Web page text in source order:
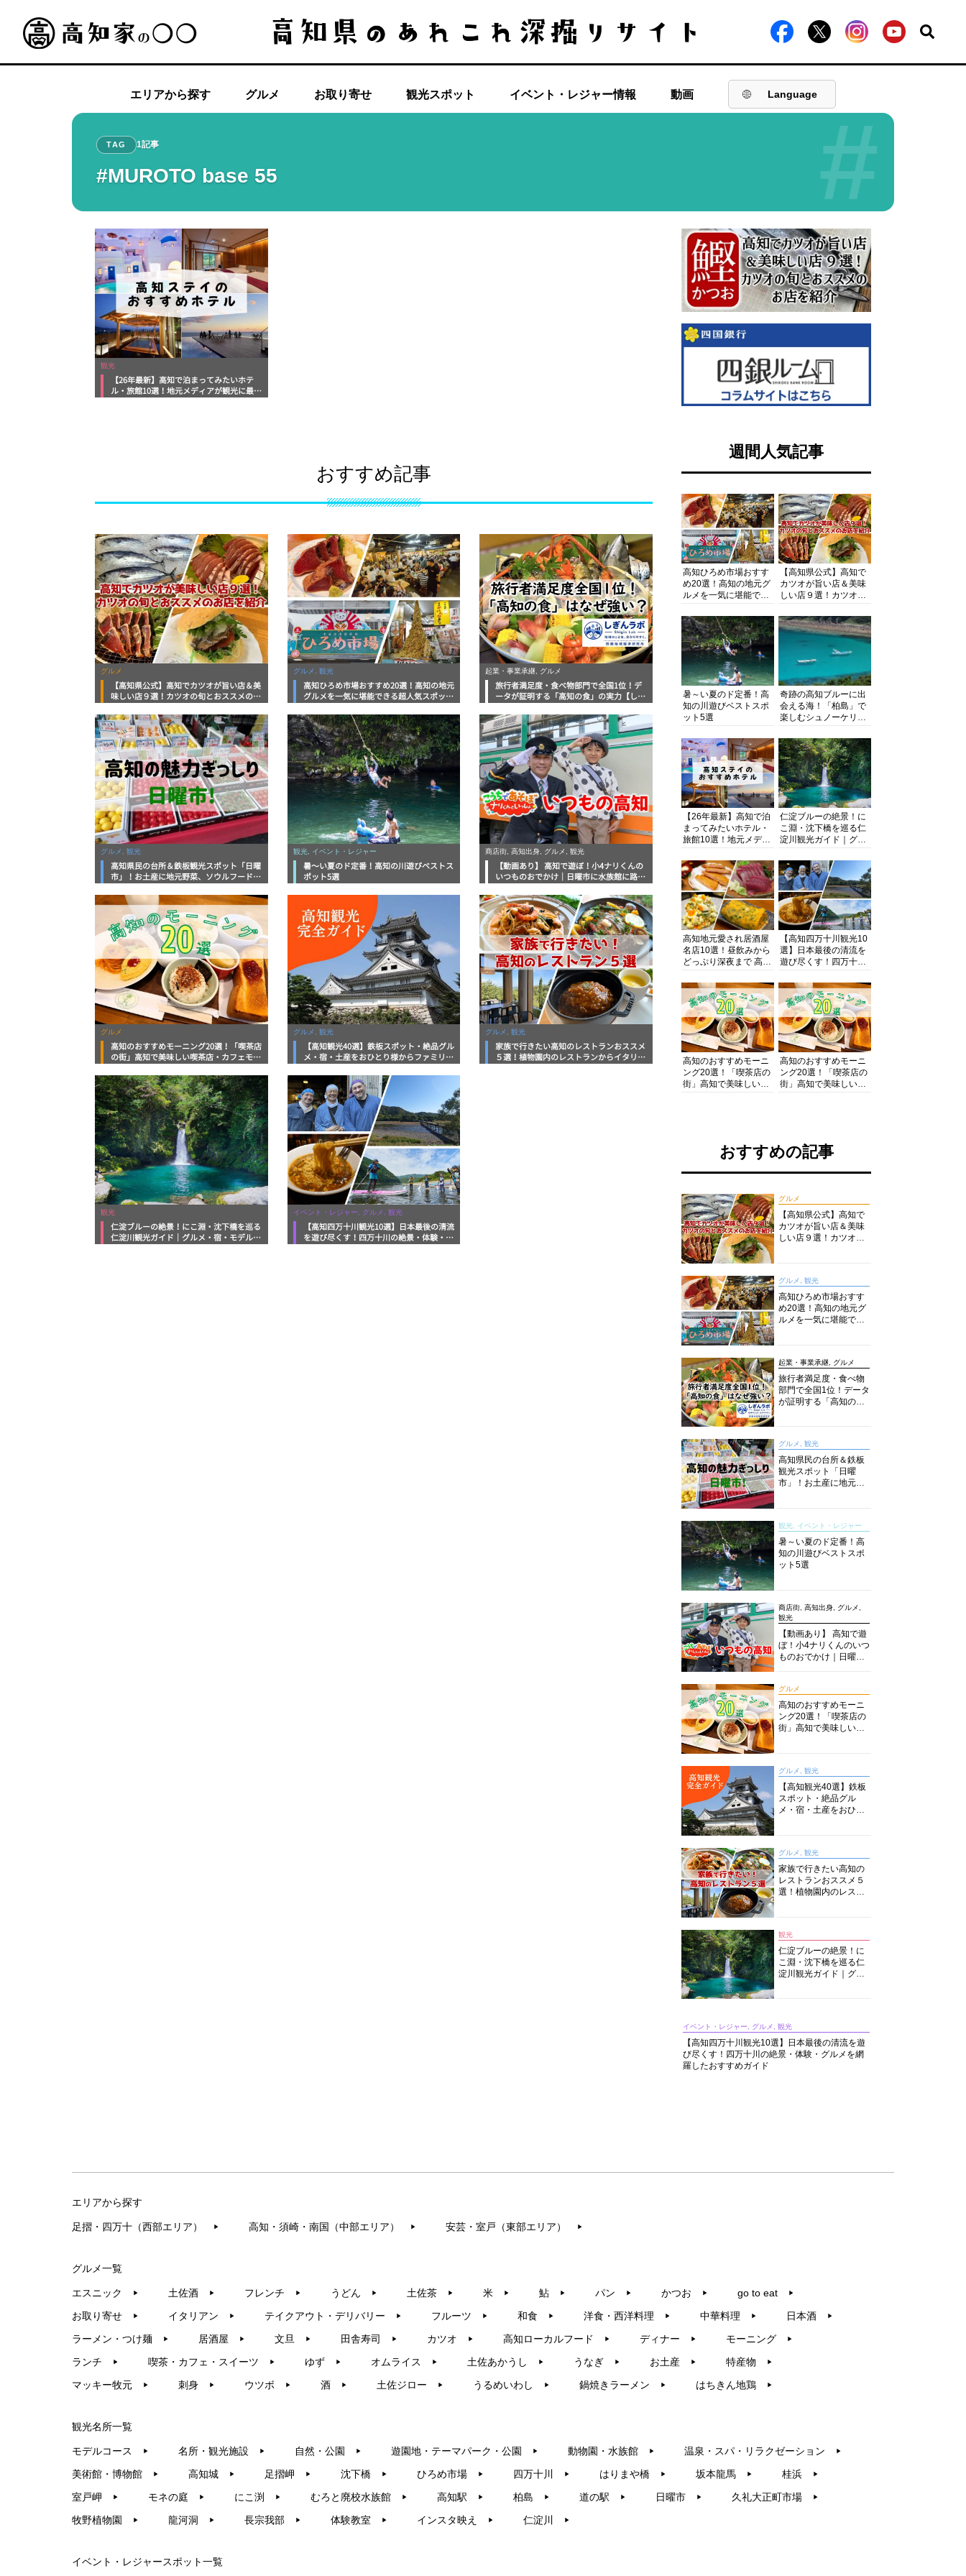
エリアから探す グルメ お取り寄せ 観光スポット イベント・レジャー情報 動画 Language
#
TAG 1記事
#MUROTO base 55
観光
【26年最新】高知で泊まってみたいホテ
ル・旅館10選！地元メディアが観光に最適
おすすめ記事
グルメ
【高知県公式】高知でカツオが旨い店＆美
味しい店９選！カツオの旬とおススメのお
グルメ, 観光
高知ひろめ市場おすすめ20選！高知の地元
グルメを一気に堪能できる超人気スポット
起業・事業承継, グルメ
旅行者満足度・食べ物部門で全国1位！デ
ータが証明する「高知の食」の実力【しぎ
グルメ, 観光
高知県民の台所＆鉄板観光スポット「日曜
市」！お土産に地元野菜、ソウルフードま
底解説！
観光, イベント・レジャー
暑～い夏のド定番！高知の川遊びベストス
ポット5選
商店街, 高知出身, グルメ, 観光
【動画あり】 高知で遊ぼ！小4ナリくんの
いつものおでかけ｜日曜市に水族館に路面
グルメ
高知のおすすめモーニング20選！「喫茶店
の街」高知で美味しい喫茶店・カフェモー
グルメ, 観光
【高知観光40選】鉄板スポット・絶品グル
メ・宿・土産をおひとり様からファミリー
グルメ, 観光
家族で行きたい高知のレストランおススメ
５選！植物園内のレストランからイタリア
観光
仁淀ブルーの絶景！にこ淵・沈下橋を巡る
仁淀川観光ガイド｜グルメ・宿・モデルコ
イベント・レジャー, グルメ, 観光
【高知四万十川観光10選】日本最後の清流
を遊び尽くす！四万十川の絶景・体験・グ
週間人気記事
高知ひろめ市場おすす
め20選！高知の地元グ
ルメを一気に堪能でき
底解剖
【高知県公式】高知で
カツオが旨い店＆美味
しい店９選！カツオの
紹介
暑～い夏のド定番！高
知の川遊びベストスポ
ット5選
奇跡の高知ブルーに出
会える海！「柏島」で
楽しむシュノーケリン
浴にキャンプまで透明
度抜群の海の楽園を徹
底紹介
【26年最新】高知で泊
まってみたいホテル・
旅館10選！地元メディ
厳選
仁淀ブルーの絶景！に
こ淵・沈下橋を巡る仁
淀川観光ガイド｜グル
まで完全網羅！
高知地元愛され居酒屋
名店10選！昼飲みから
どっぷり深夜まで 高知
知グルメPro】
【高知四万十川観光10
選】日本最後の清流を
遊び尽くす！四万十川
を網羅したおすすめガ
イド
高知のおすすめモーニ
ング20選！「喫茶店の
街」高知で美味しい喫
高知のおすすめモーニ
ング20選！「喫茶店の
街」高知で美味しい喫
おすすめの記事
グルメ
【高知県公式】高知で
カツオが旨い店＆美味
しい店９選！カツオの
グルメ, 観光
高知ひろめ市場おすす
め20選！高知の地元グ
ルメを一気に堪能でき
起業・事業承継, グルメ
旅行者満足度・食べ物
部門で全国1位！データ
が証明する「高知の
グルメ, 観光
高知県民の台所＆鉄板
観光スポット「日曜
市」！お土産に地元野
説！
観光, イベント・レジャー
暑～い夏のド定番！高
知の川遊びベストスポ
ット5選
商店街, 高知出身, グルメ,
観光
【動画あり】 高知で遊
ぼ！小4ナリくんのいつ
ものおでかけ｜日曜市
グルメ
高知のおすすめモーニ
ング20選！「喫茶店の
街」高知で美味しい喫
グルメ, 観光
【高知観光40選】鉄板
スポット・絶品グル
メ・宿・土産をおひと
グルメ, 観光
家族で行きたい高知の
レストランおススメ５
選！植物園内のレスト
観光
仁淀ブルーの絶景！に
こ淵・沈下橋を巡る仁
淀川観光ガイド｜グル
イベント・レジャー, グルメ, 観光
【高知四万十川観光10選】日本最後の清流を遊
び尽くす！四万十川の絶景・体験・グルメを網
羅したおすすめガイド
エリアから探す
足摺・四万十（西部エリア） ▶︎ 高知・須崎・南国（中部エリア） ▶︎ 安芸・室戸（東部エリア） ▶︎
グルメ一覧
エスニック ▶︎ 土佐酒 ▶︎ フレンチ ▶︎ うどん ▶︎ 土佐茶 ▶︎ 米 ▶︎ 鮎 ▶︎ パン ▶︎ かつお ▶︎ go to eat ▶︎
お取り寄せ ▶︎ イタリアン ▶︎ テイクアウト・デリバリー ▶︎ フルーツ ▶︎ 和食 ▶︎ 洋食・西洋料理 ▶︎ 中華料理 ▶︎ 日本酒 ▶︎
ラーメン・つけ麺 ▶︎ 居酒屋 ▶︎ 文旦 ▶︎ 田舎寿司 ▶︎ カツオ ▶︎ 高知ローカルフード ▶︎ ディナー ▶︎ モーニング ▶︎
ランチ ▶︎ 喫茶・カフェ・スイーツ ▶︎ ゆず ▶︎ オムライス ▶︎ 土佐あかうし ▶︎ うなぎ ▶︎ お土産 ▶︎ 特産物 ▶︎
マッキー牧元 ▶︎ 刺身 ▶︎ ウツボ ▶︎ 酒 ▶︎ 土佐ジロー ▶︎ うるめいわし ▶︎ 鍋焼きラーメン ▶︎ はちきん地鶏 ▶︎
観光名所一覧
モデルコース ▶︎ 名所・観光施設 ▶︎ 自然・公園 ▶︎ 遊園地・テーマパーク・公園 ▶︎ 動物園・水族館 ▶︎ 温泉・スパ・リラクゼーション ▶︎
美術館・博物館 ▶︎ 高知城 ▶︎ 足摺岬 ▶︎ 沈下橋 ▶︎ ひろめ市場 ▶︎ 四万十川 ▶︎ はりまや橋 ▶︎ 坂本龍馬 ▶︎ 桂浜 ▶︎
室戸岬 ▶︎ モネの庭 ▶︎ にこ渕 ▶︎ むろと廃校水族館 ▶︎ 高知駅 ▶︎ 柏島 ▶︎ 道の駅 ▶︎ 日曜市 ▶︎ 久礼大正町市場 ▶︎
牧野植物園 ▶︎ 龍河洞 ▶︎ 長宗我部 ▶︎ 体験教室 ▶︎ インスタ映え ▶︎ 仁淀川 ▶︎
イベント・レジャースポット一覧